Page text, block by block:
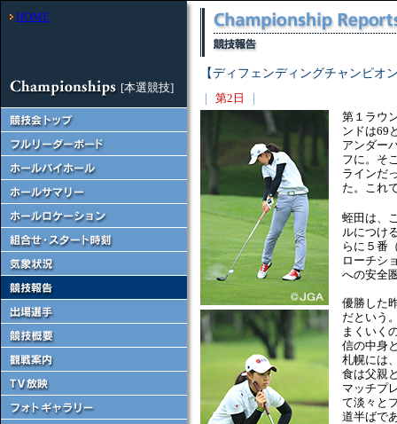
HOME
[本選競技]
【ディフェンディングチャンピオ
｜
第2日
｜
第１ラウ
ンドは69
アンダー
フに。そ
ラインだ
た。これ
蛭田は、
ルにつけ
らに５番
ローチシ
への安全
優勝した
だという
まくいく
信の中身
札幌には
食は父親
マッチプ
て淡々と
道半ばで